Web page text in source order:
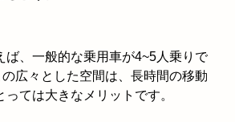
ば、一般的な乗用車が4~5人乗りで
広々とした空間は、長時間の移動
ては大きなメリットです。